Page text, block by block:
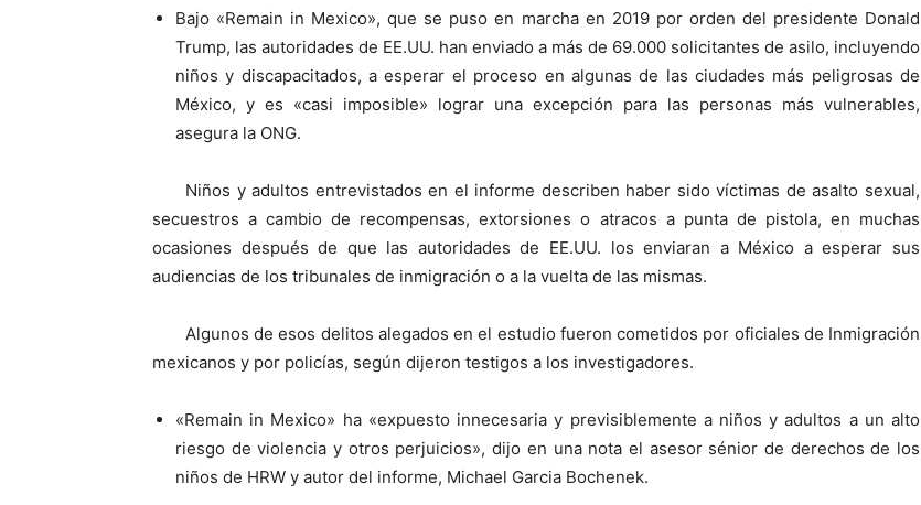
Bajo «Remain in Mexico», que se puso en marcha en 2019 por orden del presidente Donald
Trump, las autoridades de EE.UU. han enviado a más de 69.000 solicitantes de asilo, incluyendo
niños y discapacitados, a esperar el proceso en algunas de las ciudades más peligrosas de
México, y es «casi imposible» lograr una excepción para las personas más vulnerables,
asegura la ONG.
Niños y adultos entrevistados en el informe describen haber sido víctimas de asalto sexual,
secuestros a cambio de recompensas, extorsiones o atracos a punta de pistola, en muchas
ocasiones después de que las autoridades de EE.UU. los enviaran a México a esperar sus
audiencias de los tribunales de inmigración o a la vuelta de las mismas.
Algunos de esos delitos alegados en el estudio fueron cometidos por oficiales de Inmigración
mexicanos y por policías, según dijeron testigos a los investigadores.
«Remain in Mexico» ha «expuesto innecesaria y previsiblemente a niños y adultos a un alto
riesgo de violencia y otros perjuicios», dijo en una nota el asesor sénior de derechos de los
niños de HRW y autor del informe, Michael Garcia Bochenek.